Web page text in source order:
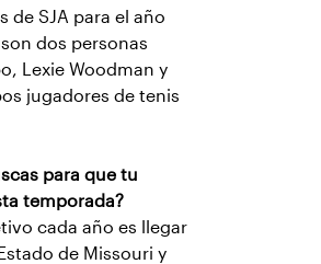
de SJA para el año
dos personas
Lexie Woodman y
jugadores de tenis
para que tu
temporada?
cada año es llegar
de Missouri y